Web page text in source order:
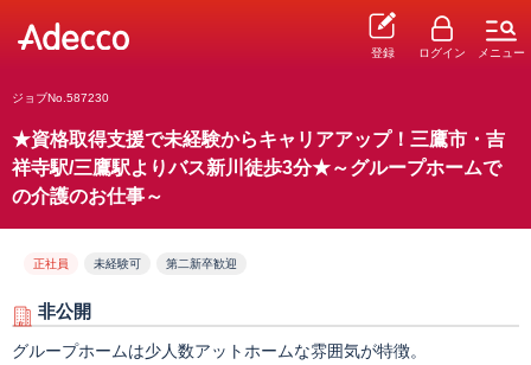
登録 ログイン メニュー
ジョブNo.587230
★資格取得支援で未経験からキャリアアップ！三鷹市・吉
祥寺駅/三鷹駅よりバス新川徒歩3分★～グループホームで
の介護のお仕事～
正社員 未経験可 第二新卒歓迎
非公開
グループホームは少人数アットホームな雰囲気が特徴。